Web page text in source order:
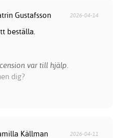
Gustafsson 2026-04-14
beställa.
var till hjälp.
dig?
Källman 2026-04-11